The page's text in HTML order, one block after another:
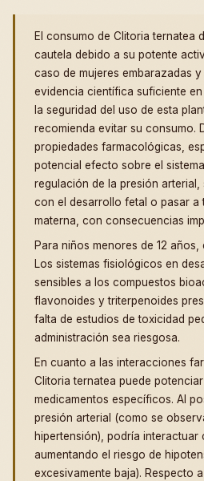
El consumo de Clitoria ternatea
cautela debido a su potente
caso de mujeres embarazadas
evidencia científica suficiente
la seguridad del uso de esta
recomienda evitar su consumo.
propiedades farmacológicas,
potencial efecto sobre el
regulación de la presión
con el desarrollo fetal o pasar a
materna, con consecuencias
Para niños menores de 12
Los sistemas fisiológicos en
sensibles a los compuestos
flavonoides y triterpenoides
falta de estudios de toxicidad
administración sea riesgosa.
En cuanto a las interacciones
Clitoria ternatea puede
medicamentos específicos. Al
presión arterial (como se
hipertensión), podría interactuar
aumentando el riesgo de
excesivamente baja). Respecto